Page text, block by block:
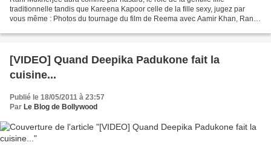
traditionnelle tandis que Kareena Kapoor celle de la fille sexy, jugez par
vous même : Photos du tournage du film de Reema avec Aamir Khan, Rani
[VIDEO] Quand Deepika Padukone fait la
cuisine...
Publié le 18/05/2011 à 23:57
Par Le Blog de Bollywood